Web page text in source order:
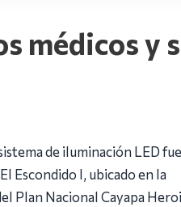
médicos y
de iluminación LED
Escondido I, ubicado en la
Plan Nacional Cayapa